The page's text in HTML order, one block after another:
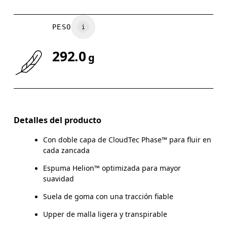
PESO
292.0 g
Detalles del producto
Con doble capa de CloudTec Phase™ para fluir en
cada zancada
Espuma Helion™ optimizada para mayor
suavidad
Suela de goma con una tracción fiable
Upper de malla ligera y transpirable